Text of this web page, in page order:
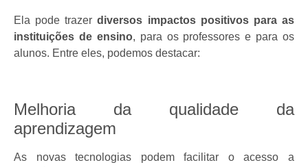
Ela pode trazerdiversos impactos positivos para as
instituições de ensino, para os professores e para os
alunos. Entre eles, podemos destacar:
Melhoria da qualidade da
aprendizagem
As novas tecnologias podem facilitar o acesso a